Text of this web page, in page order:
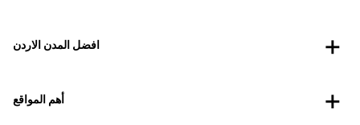
افضل المدن الاردن
أهم المواقع